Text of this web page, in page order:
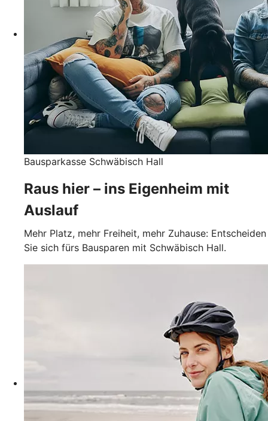
Bausparkasse Schwäbisch Hall
Raus hier – ins Eigenheim mit
Auslauf
Mehr Platz, mehr Freiheit, mehr Zuhause: Entscheiden
Sie sich fürs Bausparen mit Schwäbisch Hall.